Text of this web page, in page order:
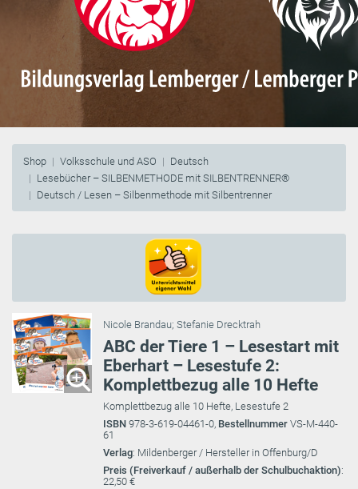
Shop Volksschule und ASO
Deutsch
Lesebücher – SILBENMETHODE mit SILBENTRENNER®
Deutsch / Lesen – Silbenmethode mit Silbentrenner
Nicole Brandau; Stefanie Drecktrah
ABC der Tiere 1 – Lesestart mit
Eberhart – Lesestufe 2:
Komplettbezug alle 10 Hefte
Komplettbezug alle 10 Hefte, Lesestufe 2
ISBN 978-3-619-04461-0, Bestellnummer VS-M-440-
61
Verlag: Mildenberger / Hersteller in Offenburg/D
Preis (Freiverkauf / außerhalb der Schulbuchaktion):
22,50 €